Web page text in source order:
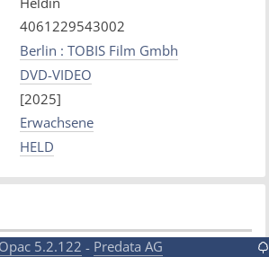
4061229543002
Berlin : TOBIS Film Gmbh
DVD-VIDEO
[2025]
Erwachsene
HELD
5.2.122 - Predata AG